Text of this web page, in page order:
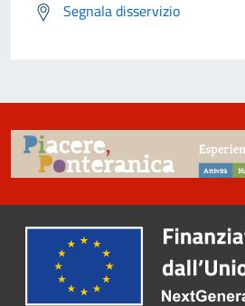
Segnala disservizio